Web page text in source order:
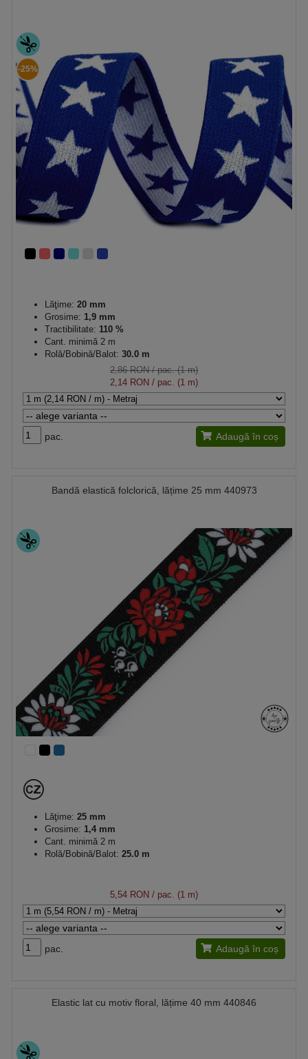
-25%
Lăţime: 20 mm
Grosime: 1,9 mm
Tractibilitate: 110 %
Cant. minimă 2 m
Rolă/Bobină/Balot: 30.0 m
2,86 RON/ pac. (1 m)
2,14 RON / pac. (1 m)
pac. Adaugă în coș
Bandă elastică folclorică, lățime 25 mm 440973
Lăţime: 25 mm
Grosime: 1,4 mm
Cant. minimă 2 m
Rolă/Bobină/Balot: 25.0 m
5,54 RON / pac. (1 m)
pac. Adaugă în coș
Elastic lat cu motiv floral, lățime 40 mm 440846